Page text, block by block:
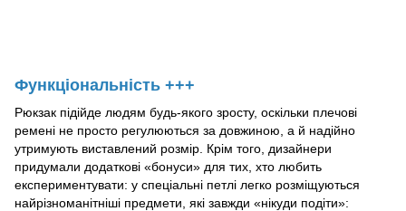
Функціональність +++
Рюкзак підійде людям будь-якого зросту, оскільки плечові
ремені не просто регулюються за довжиною, а й надійно
утримують виставлений розмір. Крім того, дизайнери
придумали додаткові «бонуси» для тих, хто любить
експериментувати: у спеціальні петлі легко розміщуються
найрізноманітніші предмети, які завжди «нікуди подіти»: